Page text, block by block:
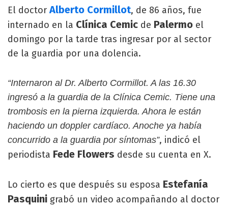
El doctorAlberto Cormillot, de 86 años, fue
internado en la Clínica Cemic de Palermo el
domingo por la tarde tras ingresar por al sector
de la guardia por una dolencia.
“Internaron al Dr. Alberto Cormillot. A las 16.30
ingresó a la guardia de la Clínica Cemic. Tiene una
trombosis en la pierna izquierda. Ahora le están
haciendo un doppler cardíaco. Anoche ya había
concurrido a la guardia por síntomas”, indicó el
periodista Fede Flowers desde su cuenta en X.
Lo cierto es que después su esposa Estefanía
Pasquini grabó un video acompañando al doctor